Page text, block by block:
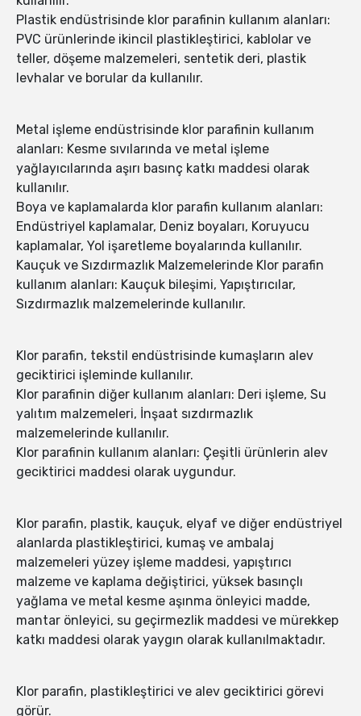
Plastik endüstrisinde klor parafinin kullanım alanları:
PVC ürünlerinde ikincil plastikleştirici, kablolar ve
teller, döşeme malzemeleri, sentetik deri, plastik
levhalar ve borular da kullanılır.
Metal işleme endüstrisinde klor parafinin kullanım
alanları: Kesme sıvılarında ve metal işleme
yağlayıcılarında aşırı basınç katkı maddesi olarak
kullanılır.
Boya ve kaplamalarda klor parafin kullanım alanları:
Endüstriyel kaplamalar, Deniz boyaları, Koruyucu
kaplamalar, Yol işaretleme boyalarında kullanılır.
Kauçuk ve Sızdırmazlık Malzemelerinde Klor parafin
kullanım alanları: Kauçuk bileşimi, Yapıştırıcılar,
Sızdırmazlık malzemelerinde kullanılır.
Klor parafin, tekstil endüstrisinde kumaşların alev
geciktirici işleminde kullanılır.
Klor parafinin diğer kullanım alanları: Deri işleme, Su
yalıtım malzemeleri, İnşaat sızdırmazlık
malzemelerinde kullanılır.
Klor parafinin kullanım alanları: Çeşitli ürünlerin alev
geciktirici maddesi olarak uygundur.
Klor parafin, plastik, kauçuk, elyaf ve diğer endüstriyel
alanlarda plastikleştirici, kumaş ve ambalaj
malzemeleri yüzey işleme maddesi, yapıştırıcı
malzeme ve kaplama değiştirici, yüksek basınçlı
yağlama ve metal kesme aşınma önleyici madde,
mantar önleyici, su geçirmezlik maddesi ve mürekkep
katkı maddesi olarak yaygın olarak kullanılmaktadır.
Klor parafin, plastikleştirici ve alev geciktirici görevi
görür.